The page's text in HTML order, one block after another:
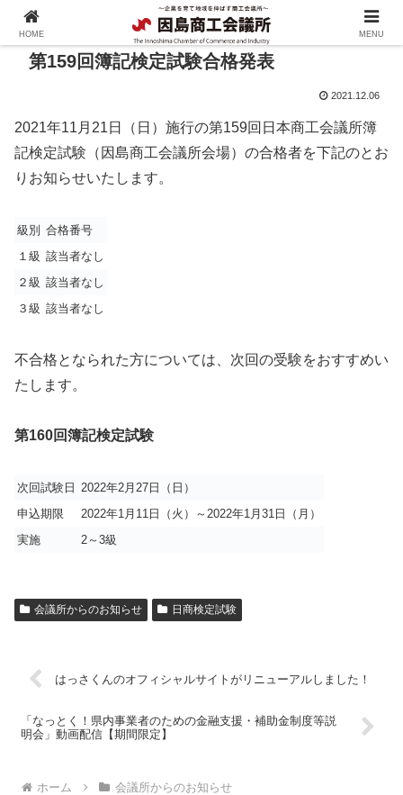
第159回簿記検定試験合格発表
2021.12.06
2021年11月21日（日）施行の第159回日本商工会議所簿
記検定試験（因島商工会議所会場）の合格者を下記のとお
りお知らせいたします。
級別 合格番号
１級 該当者なし
２級 該当者なし
３級 該当者なし
不合格となられた方については、次回の受験をおすすめい
たします。
第160回簿記検定試験
次回試験日 2022年2月27日（日）
申込期限
2022年1月11日（火）～2022年1月31日（月）
実施
2～3級
会議所からのお知らせ 日商検定試験
はっさくんのオフィシャルサイトがリニューアルしました！
「なっとく！県内事業者のための金融支援・補助金制度等説
明会」動画配信【期間限定】
ホーム 会議所からのお知らせ
HOME MENU